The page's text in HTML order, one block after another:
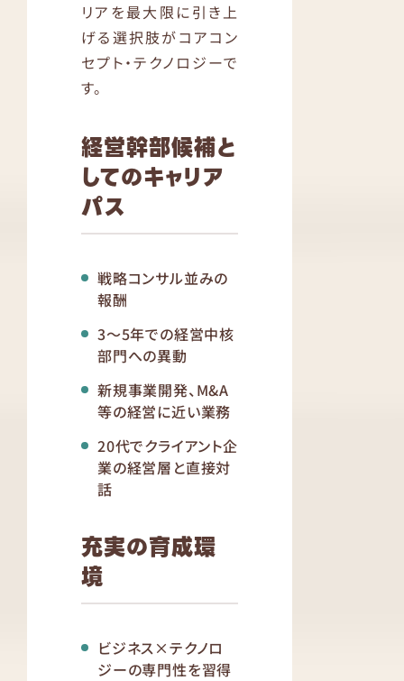
リアを最大限に引き上
げる選択肢がコアコン
セプト・テクノロジーで
す。
経営幹部候補と
してのキャリア
パス
戦略コンサル並みの
報酬
3〜5年での経営中核
部門への異動
新規事業開発、M&A
等の経営に近い業務
20代でクライアント企
業の経営層と直接対
話
充実の育成環
境
ビジネス×テクノロ
ジーの専門性を習得